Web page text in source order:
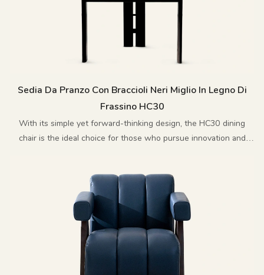
Sedia Da Pranzo Con Braccioli Neri Miglio In Legno Di
Frassino HC30
With its simple yet forward-thinking design, the HC30 dining
chair is the ideal choice for those who pursue innovation and